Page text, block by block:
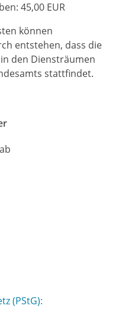
45,00 EUR
können
entstehen, dass die
den Diensträumen
stattfindet.
(PStG):